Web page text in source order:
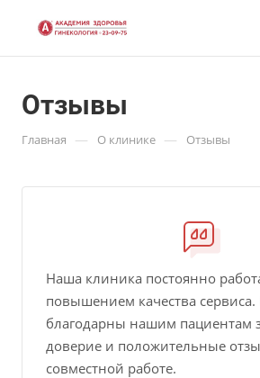
Отзывы
Главная — О клинике — Отзывы
Наша клиника постоянно
повышением качества
благодарны нашим пациентам
доверие и положительные
совместной работе.